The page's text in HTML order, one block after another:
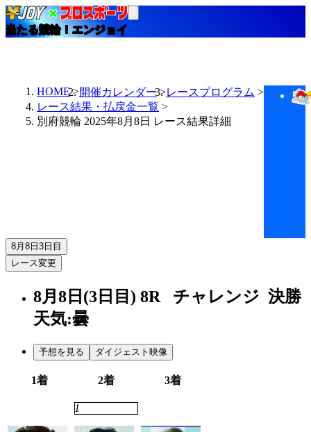
当たる競輪！エンジョイ
HOME 開催カレンダー
レースプログラム
レース結果・払戻金一覧
別府競輪 2025年8月8日 レース結果詳細
8月8日 3日目
レース変更
8月8日(3日目) 8R チャレンジ 決勝
天気:曇
予想を見る ダイジェスト映像
1着 2着 3着
1